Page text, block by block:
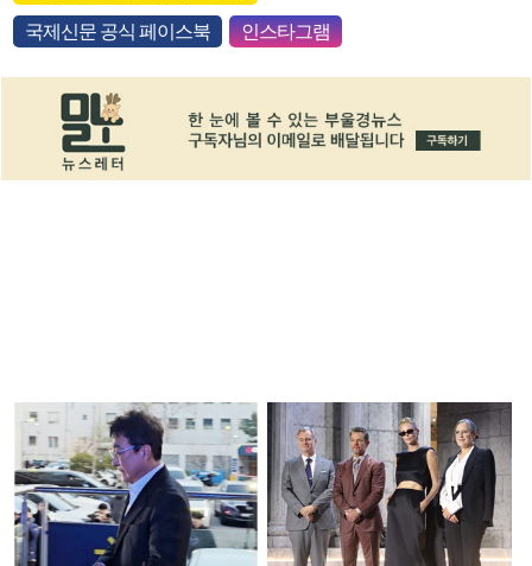
국제신문 공식 페이스북 인스타그램